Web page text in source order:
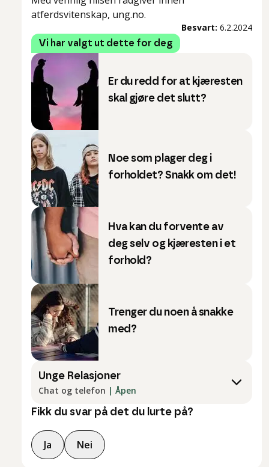
atferdsvitenskap, ung.no.
Besvart: 6.2.2024
Vi har valgt ut dette for deg
Er du redd for at kjæresten
skal gjøre det slutt?
Noe som plager deg i
forholdet? Snakk om det!
Hva kan du forvente av
deg selv og kjæresten i et
forhold?
Trenger du noen å snakke
med?
Unge Relasjoner
Chat og telefon | Åpen
Fikk du svar på det du lurte på?
Ja Nei